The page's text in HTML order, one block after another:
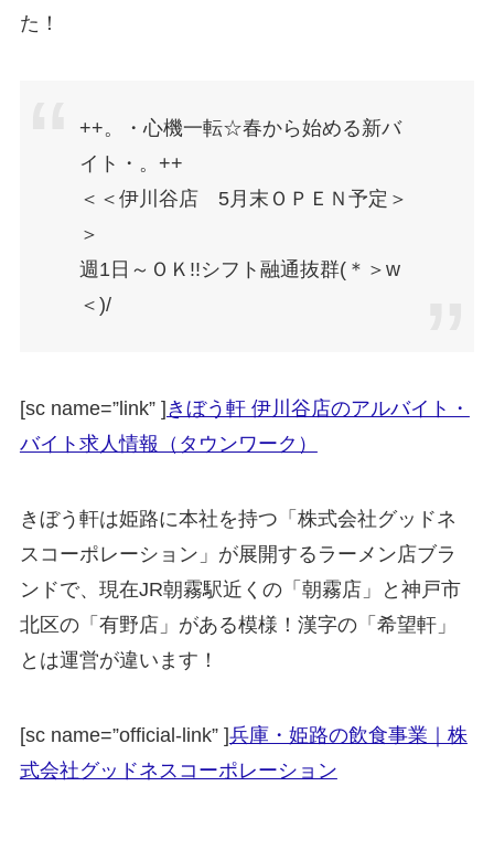
た！
++。・心機一転☆春から始める新バ
イト・。++
＜＜伊川谷店 5月末ＯＰＥＮ予定＞
＞
週1日～ＯＫ!!シフト融通抜群(＊＞w
＜)/
[sc name=”link” ] きぼう軒 伊川谷店のアルバイト・
バイト求人情報（タウンワーク）
きぼう軒は姫路に本社を持つ「株式会社グッドネ
スコーポレーション」が展開するラーメン店ブラ
ンドで、現在JR朝霧駅近くの「朝霧店」と神戸市
北区の「有野店」がある模様！漢字の「希望軒」
とは運営が違います！
[sc name=”official-link” ]兵庫・姫路の飲食事業｜株
式会社グッドネスコーポレーション